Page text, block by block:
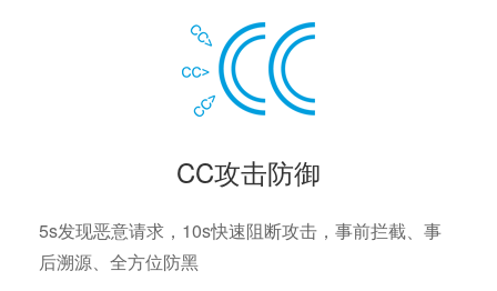
CC攻击防御
5s发现恶意请求，10s快速阻断攻击，事前拦截、事
后溯源、全方位防黑